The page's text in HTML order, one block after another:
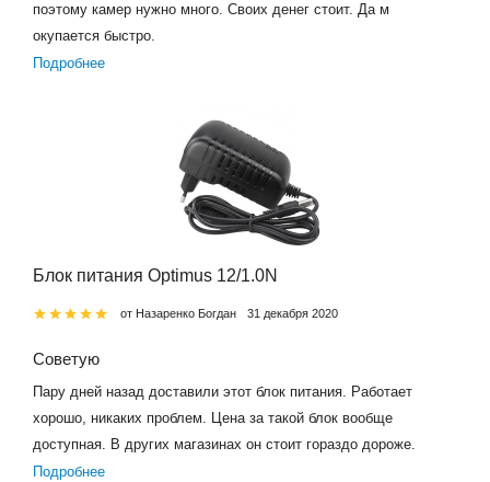
поэтому камер нужно много. Своих денег стоит. Да м
окупается быстро.
Подробнее
Блок питания Optimus 12/1.0N
от Назаренко Богдан 31 декабря 2020
Советую
Пару дней назад доставили этот блок питания. Работает
хорошо, никаких проблем. Цена за такой блок вообще
доступная. В других магазинах он стоит гораздо дороже.
Подробнее